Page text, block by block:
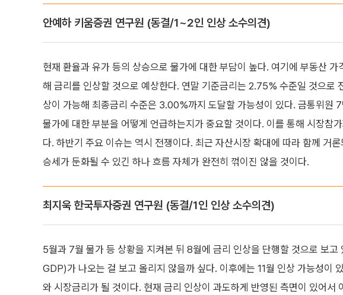
안예하 키움증권 연구원 (동결/1~2인 인상 소수의견)
현재 환율과 유가 등의 상승으로 물가에 대한 부담이 높다. 여기에 부동산
해 금리를 인상할 것으로 예상한다. 연말 기준금리는 2.75% 수준일 것으로
상이 가능해 최종금리 수준은 3.00%까지 도달할 가능성이 있다. 금통위원
물가에 대한 부분을 어떻게 언급하는지가 중요할 것이다. 이를 통해 시장참
다. 하반기 주요 이슈는 역시 전쟁이다. 최근 자산시장 확대에 따라 함께 거
승세가 둔화될 수 있긴 하나 흐름 자체가 완전히 꺾이진 않을 것이다.
최지욱 한국투자증권 연구원 (동결/1인 인상 소수의견)
5월과 7월 물가 등 상황을 지켜본 뒤 8월에 금리 인상을 단행할 것으로 보고
GDP)가 나오는 걸 보고 올리지 않을까 싶다. 이후에는 11월 인상 가능성이
와 시장금리가 될 것이다. 현재 금리 인상이 과도하게 반영된 측면이 있어서